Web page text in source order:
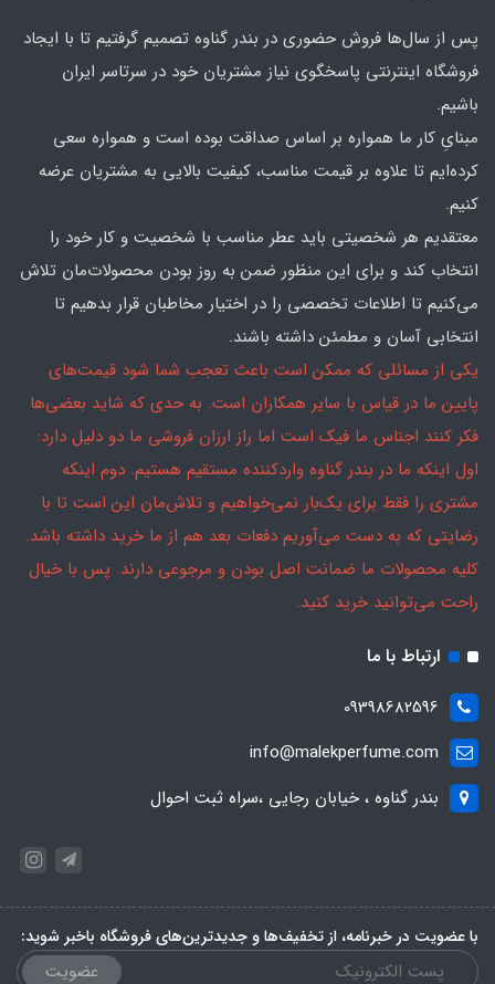
پس از سال‌ها فروش حضوری در بندر گناوه تصمیم گرفتیم تا با ایجاد
فروشگاه اینترنتی پاسخگوی نیاز مشتریان خود در سرتاسر ایران
باشیم.
مبنایِ کار ما همواره بر اساس صداقت بوده است و همواره سعی
کرده‌ایم تا علاوه بر قیمت مناسب، کیفیت بالایی به مشتریان عرضه
کنیم.
معتقدیم هر شخصیتی باید عطر مناسب با شخصیت و کار خود را
انتخاب کند و برای این منظور ضمن به روز بودن محصولات‌مان تلاش
می‌کنیم تا اطلاعات تخصصی را در اختیار مخاطبان قرار بدهیم تا
انتخابی آسان و مطمئن داشته باشند.
یکی از مسائلی که ممکن است باعث تعجب شما شود قیمت‌های
پایین ما در قیاس با سایر همکاران است. به حدی که شاید بعضی‌ها
فکر کنند اجناس ما فیک است اما راز ارزان فروشی ما دو دلیل دارد:
اول اینکه ما در بندر گناوه واردکننده مستقیم هستیم. دوم اینکه
مشتری را فقط برای یک‌بار نمی‌خواهیم و تلاش‌مان این است تا با
رضایتی که به دست می‌آوریم دفعات بعد هم از ما خرید داشته باشد.
کلیه محصولات ما ضمانت اصل بودن و مرجوعی دارند. پس با خیال
راحت می‌توانید خرید کنید.
ارتباط با ما
09398682596
info@malekperfume.com
بندر گناوه ، خیابان رجایی ،سراه ثبت احوال
با عضویت در خبرنامه، از تخفیف‌ها و جدیدترین‌های فروشگاه باخبر شوید:
عضویت